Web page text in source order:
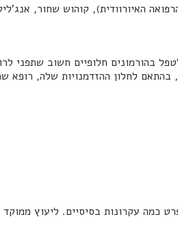
האיורוודית), קוהוש שחור,
בהורמונים חלופיים חשוב שתפני
לחלון ההזדמנויות שלה, רופא
כמה עקרונות בסיסיים. ליעוץ ממוקד